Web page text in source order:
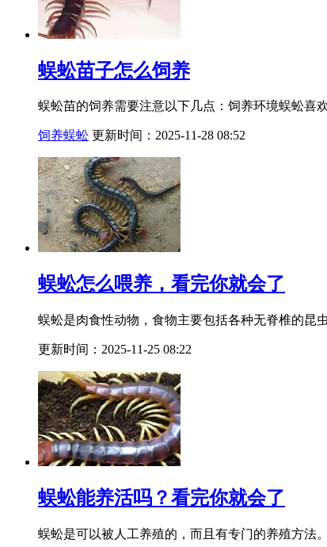
蜈蚣苗子怎么饲养
蜈蚣苗的饲养需要注意以下几点：饲养环境蜈蚣喜
饲养蜈蚣 更新时间：2025-11-28 08:52
蜈蚣怎么喂养，看完你就会了
蜈蚣是肉食性动物，食物主要包括各种无脊椎的昆
更新时间：2025-11-25 08:22
蜈蚣能养活吗？看完你就会了
蜈蚣是可以被人工养殖的，而且有专门的养殖方法